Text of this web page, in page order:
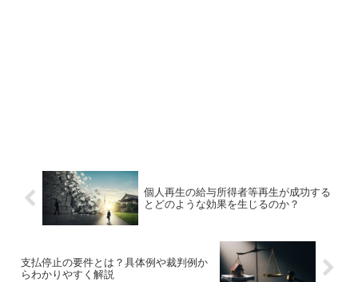
個人再生の給与所得者等再生が成功する
とどのような効果を生じるのか？
支払停止の要件とは？具体例や裁判例か
らわかりやすく解説